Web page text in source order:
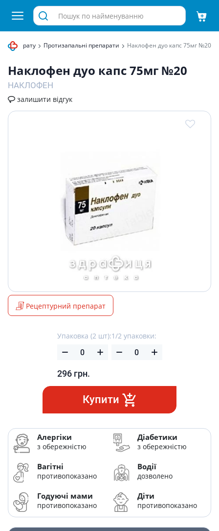
апарату Протизапальні препарати Наклофен дуо капс 75мг №20
Наклофен дуо капс 75мг №20
НАКЛОФЕН
залишити відгук
Рецептурний препарат
Упаковка (2 шт):
296 грн.
1/2 упаковки:
Купити
Алергіки
з обережністю
Діабетики
з обережністю
Вагітні
противопоказано
Водії
дозволено
Годуючі мами
противопоказано
Діти
противопоказано